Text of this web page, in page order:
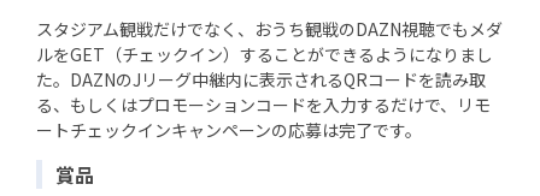
スタジアム観戦だけでなく、おうち観戦のDAZN視聴でもメダ
ルをGET（チェックイン）することができるようになりまし
た。DAZNのJリーグ中継内に表示されるQRコードを読み取
る、もしくはプロモーションコードを入力するだけで、リモ
ートチェックインキャンペーンの応募は完了です。
賞品